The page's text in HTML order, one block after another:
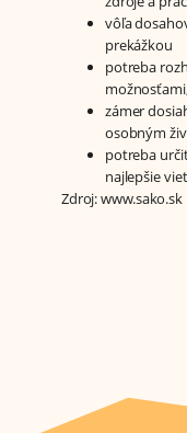
vôľa
prekážkou
potreba
zámer
osobným
potreba
najlepšie
Zdroj: www.sako.sk